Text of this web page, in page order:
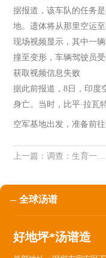
据报道，该车队的任务
地。遗体将从那里空运
现场视频显示，其中一
撞至变形，车辆驾驶员
获取视频信息失败
据此前报道，8日，印度
身亡。当时，比平·拉瓦
空军基地出发，准备前
上一篇：调查：生育一个孩子使得女方就业几率下降约6.6%，生育二胎其就业几率再次下降9.3%
全球汤谱
好地坪*汤谱造